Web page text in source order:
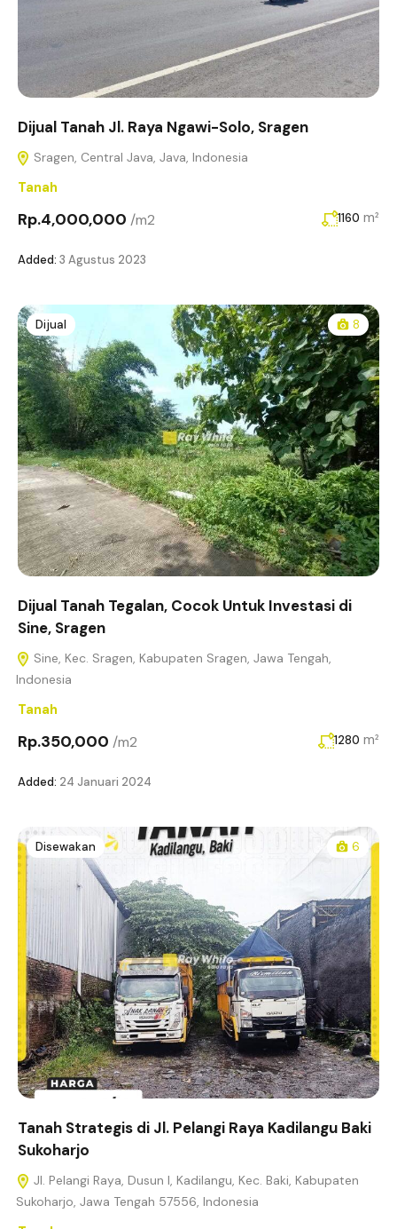
Dijual Tanah Jl. Raya Ngawi-Solo, Sragen
Sragen, Central Java, Java, Indonesia
Tanah
Rp.4,000,000 /m2 1160 m²
Added: 3 Agustus 2023
Dijual 8
Dijual Tanah Tegalan, Cocok Untuk Investasi di
Sine, Sragen
Sine, Kec. Sragen, Kabupaten Sragen, Jawa Tengah,
Indonesia
Tanah
Rp.350,000 /m2 1280 m²
Added: 24 Januari 2024
Disewakan 6
Tanah Strategis di Jl. Pelangi Raya Kadilangu Baki
Sukoharjo
Jl. Pelangi Raya, Dusun I, Kadilangu, Kec. Baki, Kabupaten
Sukoharjo, Jawa Tengah 57556, Indonesia